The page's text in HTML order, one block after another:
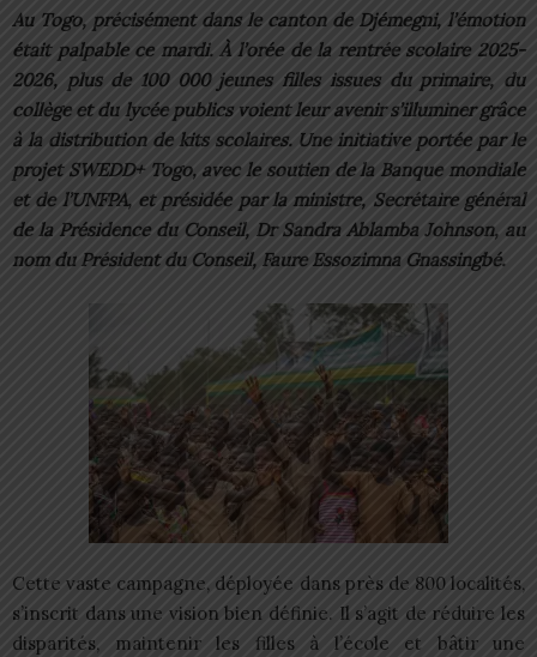
Au Togo, précisément dans le canton de Djémegni, l’émotion
était palpable ce mardi. À l’orée de la rentrée scolaire 2025-
2026, plus de 100 000 jeunes filles issues du primaire, du
collège et du lycée publics voient leur avenir s’illuminer grâce
à la distribution de kits scolaires. Une initiative portée par le
projet SWEDD+ Togo, avec le soutien de la Banque mondiale
et de l’UNFPA, et présidée par la ministre, Secrétaire général
de la Présidence du Conseil, Dr Sandra Ablamba Johnson, au
nom du Président du Conseil, Faure Essozimna Gnassingbé.
Cette vaste campagne, déployée dans près de 800 localités,
s’inscrit dans une vision bien définie. Il s’agit de réduire les
disparités, maintenir les filles à l’école et bâtir une